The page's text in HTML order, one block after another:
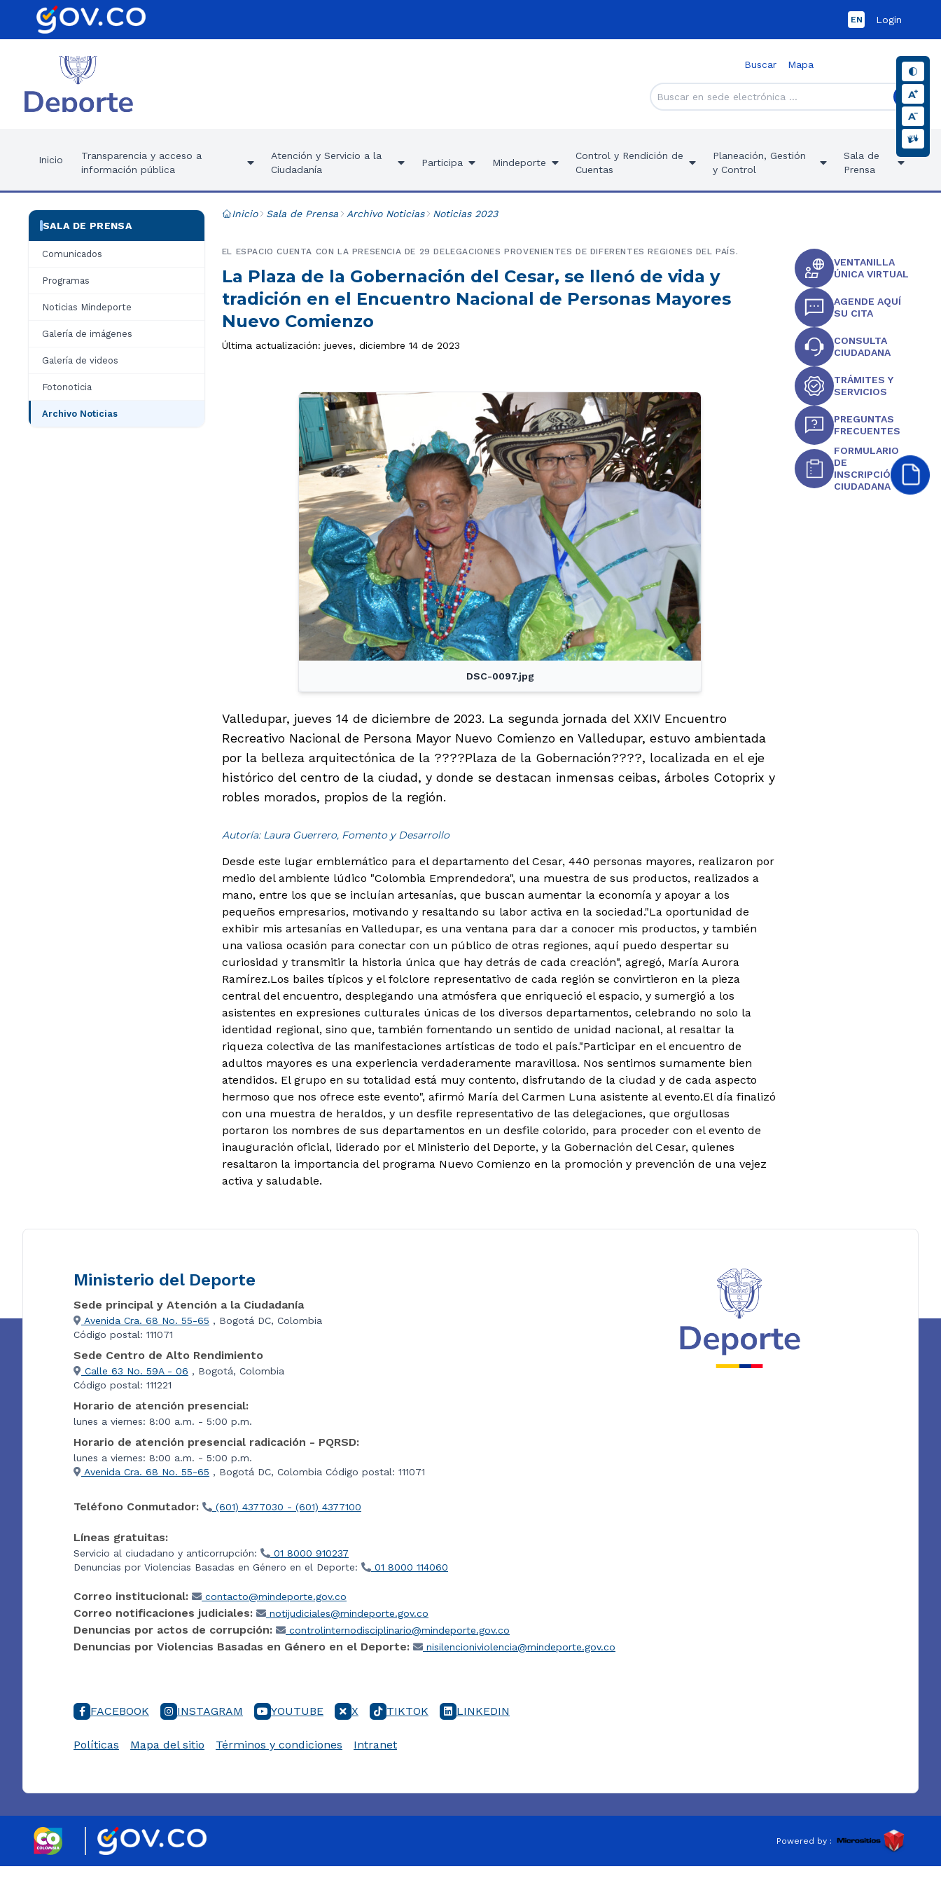
EN Login
Buscar Mapa
Inicio
Transparencia y acceso a
información pública
Atención y Servicio a la
Ciudadanía
Participa Mindeporte
Control y Rendición de
Cuentas
Planeación, Gestión
y Control
Sala de
Prensa
SALA DE PRENSA
Comunicados
Programas
Noticias Mindeporte
Galería de imágenes
Galería de videos
Fotonoticia
Archivo Noticias
Inicio Sala de Prensa Archivo Noticias Noticias 2023
La Plaza de la Gobernación del Cesar, se llenó de vida y
tradición en el Encuentro Nacional de Personas Mayores
Nuevo Comienzo
EL ESPACIO CUENTA CON LA PRESENCIA DE 29 DELEGACIONES PROVENIENTES DE DIFERENTES REGIONES DEL PAÍS.
Última actualización: jueves, diciembre 14 de 2023
DSC-0097.jpg
Valledupar, jueves 14 de diciembre de 2023. La segunda jornada del XXIV Encuentro
Recreativo Nacional de Persona Mayor Nuevo Comienzo en Valledupar, estuvo ambientada
por la belleza arquitectónica de la ????Plaza de la Gobernación????, localizada en el eje
histórico del centro de la ciudad, y donde se destacan inmensas ceibas, árboles Cotoprix y
robles morados, propios de la región.
Autoría: Laura Guerrero, Fomento y Desarrollo
Desde este lugar emblemático para el departamento del Cesar, 440 personas mayores, realizaron por
medio del ambiente lúdico "Colombia Emprendedora", una muestra de sus productos, realizados a
mano, entre los que se incluían artesanías, que buscan aumentar la economía y apoyar a los
pequeños empresarios, motivando y resaltando su labor activa en la sociedad."La oportunidad de
exhibir mis artesanías en Valledupar, es una ventana para dar a conocer mis productos, y también
una valiosa ocasión para conectar con un público de otras regiones, aquí puedo despertar su
curiosidad y transmitir la historia única que hay detrás de cada creación", agregó, María Aurora
Ramírez.Los bailes típicos y el folclore representativo de cada región se convirtieron en la pieza
central del encuentro, desplegando una atmósfera que enriqueció el espacio, y sumergió a los
asistentes en expresiones culturales únicas de los diversos departamentos, celebrando no solo la
identidad regional, sino que, también fomentando un sentido de unidad nacional, al resaltar la
riqueza colectiva de las manifestaciones artísticas de todo el país."Participar en el encuentro de
adultos mayores es una experiencia verdaderamente maravillosa. Nos sentimos sumamente bien
atendidos. El grupo en su totalidad está muy contento, disfrutando de la ciudad y de cada aspecto
hermoso que nos ofrece este evento", afirmó María del Carmen Luna asistente al evento.El día finalizó
con una muestra de heraldos, y un desfile representativo de las delegaciones, que orgullosas
portaron los nombres de sus departamentos en un desfile colorido, para proceder con el evento de
inauguración oficial, liderado por el Ministerio del Deporte, y la Gobernación del Cesar, quienes
resaltaron la importancia del programa Nuevo Comienzo en la promoción y prevención de una vejez
activa y saludable.
VENTANILLA
ÚNICA VIRTUAL
AGENDE AQUÍ
SU CITA
CONSULTA
CIUDADANA
TRÁMITES Y
SERVICIOS
PREGUNTAS
FRECUENTES
FORMULARIO
DE
INSCRIPCIÓN
CIUDADANA
Ministerio del Deporte
Sede principal y Atención a la Ciudadanía
Avenida Cra. 68 No. 55-65 , Bogotá DC, Colombia
Código postal: 111071
Sede Centro de Alto Rendimiento
Calle 63 No. 59A - 06 , Bogotá, Colombia
Código postal: 111221
Horario de atención presencial:
lunes a viernes: 8:00 a.m. - 5:00 p.m.
Horario de atención presencial radicación - PQRSD:
lunes a viernes: 8:00 a.m. - 5:00 p.m.
Avenida Cra. 68 No. 55-65 , Bogotá DC, Colombia Código postal: 111071
Teléfono Conmutador: (601) 4377030 - (601) 4377100
Líneas gratuitas:
Servicio al ciudadano y anticorrupción:
01 8000 910237
Denuncias por Violencias Basadas en Género en el Deporte:
01 8000 114060
Correo institucional: contacto@mindeporte.gov.co
Correo notificaciones judiciales: notijudiciales@mindeporte.gov.co
Denuncias por actos de corrupción: controlinternodisciplinario@mindeporte.gov.co
Denuncias por Violencias Basadas en Género en el Deporte: nisilencioniviolencia@mindeporte.gov.co
FACEBOOK INSTAGRAM YOUTUBE X TIKTOK LINKEDIN
Políticas Mapa del sitio Términos y condiciones Intranet
Powered by :